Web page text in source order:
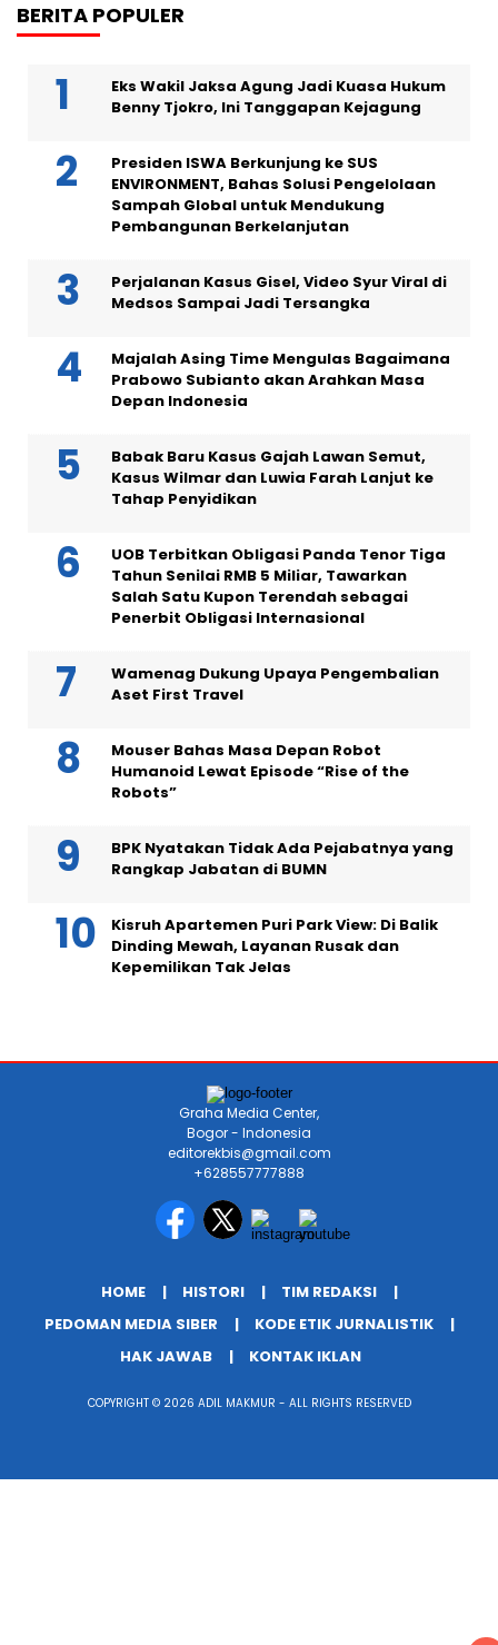
BERITA POPULER
Eks Wakil Jaksa Agung Jadi Kuasa Hukum
Benny Tjokro, Ini Tanggapan Kejagung
Presiden ISWA Berkunjung ke SUS
ENVIRONMENT, Bahas Solusi Pengelolaan
Sampah Global untuk Mendukung
Pembangunan Berkelanjutan
Perjalanan Kasus Gisel, Video Syur Viral di
Medsos Sampai Jadi Tersangka
Majalah Asing Time Mengulas Bagaimana
Prabowo Subianto akan Arahkan Masa
Depan Indonesia
Babak Baru Kasus Gajah Lawan Semut,
Kasus Wilmar dan Luwia Farah Lanjut ke
Tahap Penyidikan
UOB Terbitkan Obligasi Panda Tenor Tiga
Tahun Senilai RMB 5 Miliar, Tawarkan
Salah Satu Kupon Terendah sebagai
Penerbit Obligasi Internasional
Wamenag Dukung Upaya Pengembalian
Aset First Travel
Mouser Bahas Masa Depan Robot
Humanoid Lewat Episode “Rise of the
Robots”
BPK Nyatakan Tidak Ada Pejabatnya yang
Rangkap Jabatan di BUMN
Kisruh Apartemen Puri Park View: Di Balik
Dinding Mewah, Layanan Rusak dan
Kepemilikan Tak Jelas
Graha Media Center,
Bogor - Indonesia
editorekbis@gmail.com
+628557777888
HOME HISTORI
TIM REDAKSI
PEDOMAN MEDIA SIBER
KODE ETIK JURNALISTIK
HAK JAWAB
KONTAK IKLAN
COPYRIGHT © 2026 ADIL MAKMUR - ALL RIGHTS RESERVED